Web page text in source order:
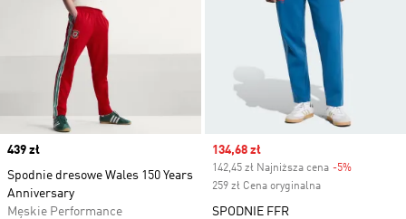
Price
439 zł
Spodnie dresowe Wales 150 Years
Anniversary
Męskie Performance
Sale price
134,68 zł
142,45 zł Najniższa cena -5%
259 zł Cena oryginalna
SPODNIE FFR